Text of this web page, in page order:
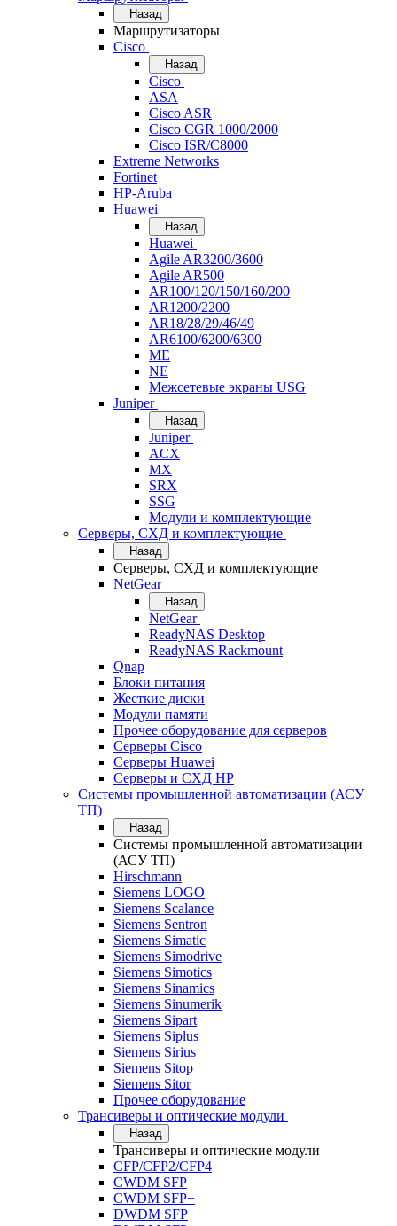
Назад
Маршрутизаторы
Cisco
Назад
Cisco
ASA
Cisco ASR
Cisco CGR 1000/2000
Cisco ISR/С8000
Extreme Networks
Fortinet
HP-Aruba
Huawei
Назад
Huawei
Agile AR3200/3600
Agile AR500
AR100/120/150/160/200
AR1200/2200
AR18/28/29/46/49
AR6100/6200/6300
ME
NE
Межсетевые экраны USG
Juniper
Назад
Juniper
ACX
MX
SRX
SSG
Модули и комплектующие
Серверы, СХД и комплектующие
Назад
Серверы, СХД и комплектующие
NetGear
Назад
NetGear
ReadyNAS Desktop
ReadyNAS Rackmount
Qnap
Блоки питания
Жесткие диски
Модули памяти
Прочее оборудование для серверов
Серверы Cisco
Серверы Huawei
Серверы и СХД HP
Системы промышленной автоматизации (АСУ
ТП)
Назад
Системы промышленной автоматизации
(АСУ ТП)
Hirschmann
Siemens LOGO
Siemens Scalance
Siemens Sentron
Siemens Simatic
Siemens Simodrive
Siemens Simotics
Siemens Sinamics
Siemens Sinumerik
Siemens Sipart
Siemens Siplus
Siemens Sirius
Siemens Sitop
Siemens Sitor
Прочее оборудование
Трансиверы и оптические модули
Назад
Трансиверы и оптические модули
CFP/CFP2/CFP4
CWDM SFP
CWDM SFP+
DWDM SFP